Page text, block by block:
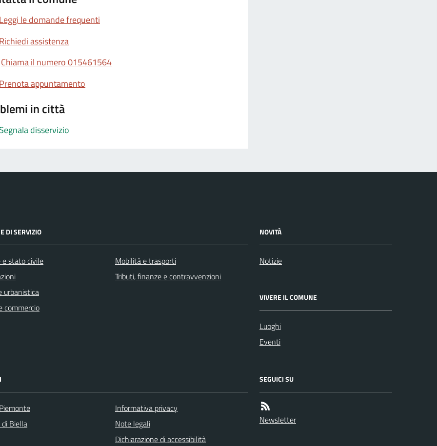
Leggi le domande frequenti
Richiedi assistenza
Chiama il numero 015461564
Prenota appuntamento
in città
Segnala disservizio
DI SERVIZIO
e stato civile
urbanistica
commercio
Mobilità e trasporti
Tributi, finanze e contravvenzioni
NOVITÀ
Notizie
VIVERE IL COMUNE
Luoghi
Eventi
Biella
Informativa privacy
Note legali
Dichiarazione di accessibilità
SEGUICI SU
Newsletter